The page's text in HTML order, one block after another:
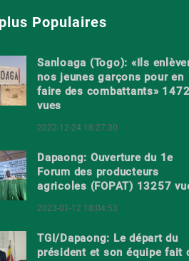
Populaires
Sanloaga (Togo): «Ils
nos jeunes garçons pour en
faire des combattants»
vues
2022-12-24 18:27:30
Dapaong: Ouverture du 1e
Forum des producteurs
agricoles (FOPAT) 13257
2023-01-12 18:04:53
TGI/Dapaong: Le départ du
président et son équipe fait